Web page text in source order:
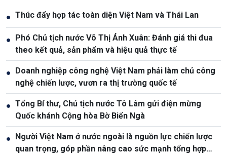
● Thúc đẩy hợp tác toàn diện Việt Nam và Thái Lan
● Phó Chủ tịch nước Võ Thị Ánh Xuân: Đánh giá thi đua
theo kết quả, sản phẩm và hiệu quả thực tế
● Doanh nghiệp công nghệ Việt Nam phải làm chủ công
nghệ chiến lược, vươn ra thị trường quốc tế
● Tổng Bí thư, Chủ tịch nước Tô Lâm gửi điện mừng
Quốc khánh Cộng hòa Bờ Biển Ngà
● Người Việt Nam ở nước ngoài là nguồn lực chiến lược
quan trọng, góp phần nâng cao sức mạnh tổng hợp